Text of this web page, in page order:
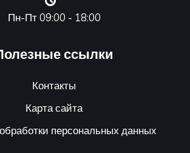
Пн-Пт 09:00 - 18:00
ссылки
Контакты
Карта сайта
персональных данных